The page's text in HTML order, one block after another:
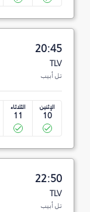
20:45
TLV
تل أبيب
الإثنين
10
الثلاثاء
11
22:50
TLV
تل أبيب